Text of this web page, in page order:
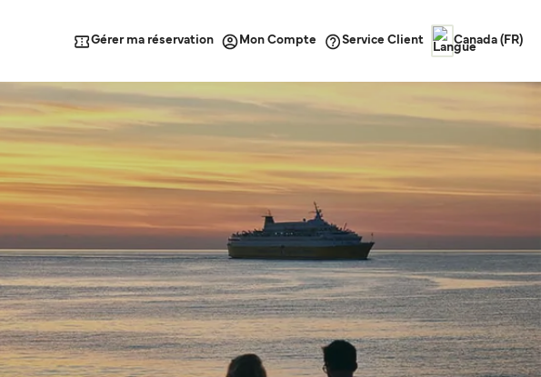
Gérer ma réservation Mon Compte Service Client Canada (FR)